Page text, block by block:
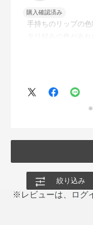
購入確認済み
手持ちのリップの
っていたところ
※
絞り込み
※レビューは、ログ